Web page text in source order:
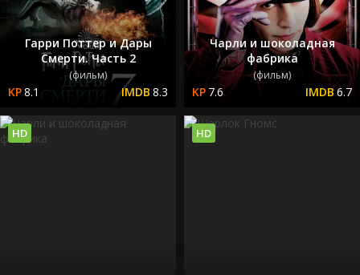
Гарри Поттер и Дары
Смерти. Часть 2
(фильм)
8.1 8.3
Чарли и шоколадная
фабрика
(фильм)
7.6 6.7
HD HD